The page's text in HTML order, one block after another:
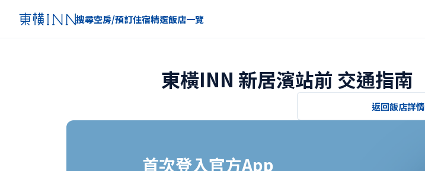
搜尋空房/預訂住宿精選飯店一覽
東橫INN 新居濱站前 交通指南
返回飯店詳情
首次登入官方App